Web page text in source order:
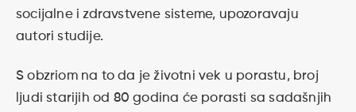
socijalne i zdravstvene sisteme, upozoravaju
autori studije.
S obzriom na to da je životni vek u porastu, broj
ljudi starijih od 80 godina će porasti sa sadašnjih